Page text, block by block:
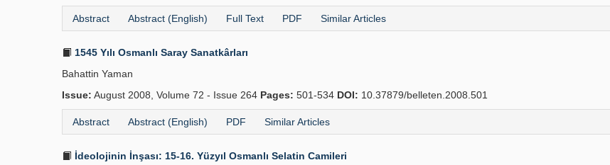
Abstract Abstract (English) Full Text PDF Similar Articles
1545 Yılı Osmanlı Saray Sanatkârları
Bahattin Yaman
Issue: August 2008, Volume 72 - Issue 264 Pages: 501-534 DOI: 10.37879/belleten.2008.501
Abstract Abstract (English) PDF Similar Articles
İdeolojinin İnşası: 15-16. Yüzyıl Osmanlı Selatin Camileri